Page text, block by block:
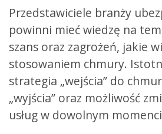
Przedstawiciele branży
powinni mieć wiedzę na
szans oraz zagrożeń, jakie
stosowaniem chmury.
strategia „wejścia” do
„wyjścia” oraz możliwość
usług w dowolnym